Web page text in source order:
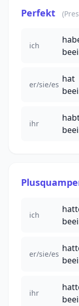
Perfekt
ich
er/sie/es
hat
ihr
ich
er/sie/es
ihr